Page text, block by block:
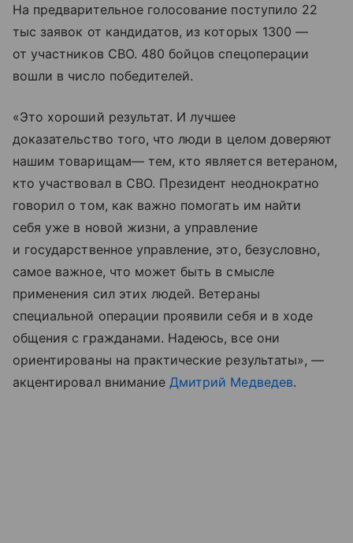
На предварительное голосование поступило 22
тыс заявок от кандидатов, из которых 1300 —
от участников СВО. 480 бойцов спецоперации
вошли в число победителей.
«Это хороший результат. И лучшее
доказательство того, что люди в целом доверяют
нашим товарищам— тем, кто является ветераном,
кто участвовал в СВО. Президент неоднократно
говорил о том, как важно помогать им найти
себя уже в новой жизни, а управление
и государственное управление, это, безусловно,
самое важное, что может быть в смысле
применения сил этих людей. Ветераны
специальной операции проявили себя и в ходе
общения с гражданами. Надеюсь, все они
ориентированы на практические результаты», —
акцентировал внимание Дмитрий Медведев.